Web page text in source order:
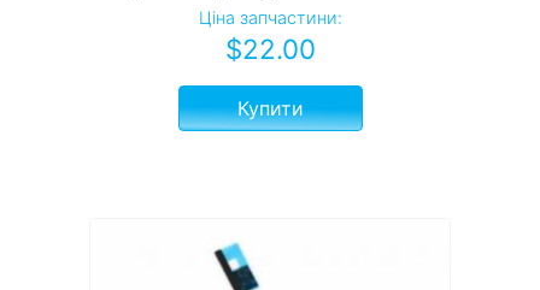
Ціна запчастини:
$22.00
Купити